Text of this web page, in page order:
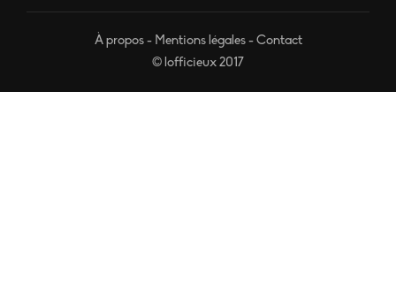
À propos- Mentions légales- Contact
© lofficieux 2017